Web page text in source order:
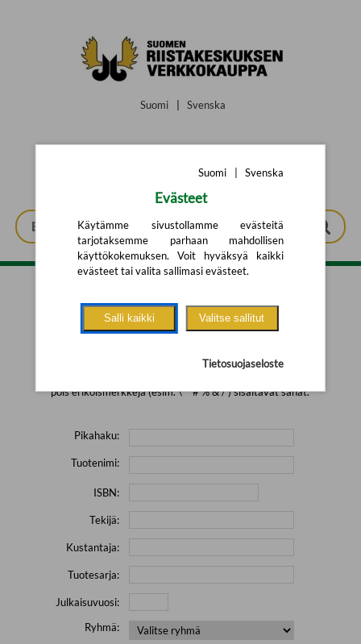
Suomi Svenska
Tarkennettu haku
pois erikoismerkkejä (esim. \' " # % & / ) sisältävät sanat.
Pikahaku:
Tuotenimi:
ISBN:
Tekijä:
Kustantaja:
Tuotesarja:
Julkaisuvuosi:
Ryhmä:
Suomi Svenska
Evästeet
Käytämme sivustollamme evästeitä
tarjotaksemme parhaan mahdollisen
käyttökokemuksen. Voit hyväksyä kaikki
evästeet tai valita sallimasi evästeet.
Salli kaikki Valitse sallitut
Tietosuojaseloste